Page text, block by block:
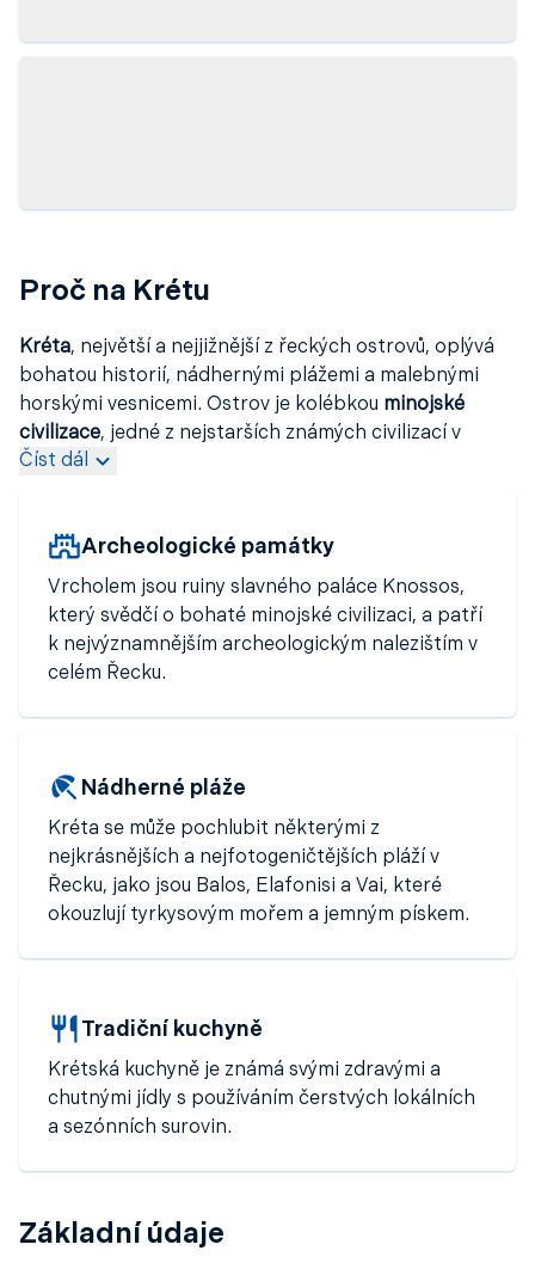
Proč na Krétu
Kréta, největší a nejjižnější z řeckých ostrovů, oplývá
bohatou historií, nádhernými plážemi a malebnými
horskými vesnicemi. Ostrov je kolébkou minojské
civilizace, jedné z nejstarších známých civilizací v
Evropě, a tyčí se zde slavný
a působivé přírody.
Pokud plánujete cestu a hledáte letenky na Krétu
výhodnélevné letenky na Krétu, můžete vybírat z
široké nabídky po celý rok. Kréta je ideální pro
milovníky historie, přírody i gastronomie. Ostrov láká
Krétaje ideálním místem pro ty, kdo chtějí zažít
pravou atmosféruStředomořía objevovat krásy
Řecka , ať už jde o poznávání památek, odpočinek na
pláži nebo turistiku v horách.
Číst dál
Archeologické památky
Vrcholem jsou ruiny slavného paláce Knossos,
který svědčí o bohaté minojské civilizaci, a patří
k nejvýznamnějším archeologickým nalezištím v
celém Řecku.
Nádherné pláže
Kréta se může pochlubit některými z
nejkrásnějších a nejfotogeničtějších pláží v
Řecku, jako jsou Balos, Elafonisi a Vai, které
okouzlují tyrkysovým mořem a jemným pískem.
Tradiční kuchyně
Krétská kuchyně je známá svými zdravými a
chutnými jídly s používáním čerstvých lokálních
a sezónních surovin.
Základní údaje